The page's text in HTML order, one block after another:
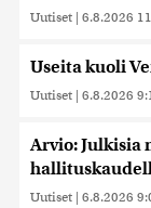
Uutiset | 6.8.2026
Useita kuoli
Uutiset | 6.8.2026
Arvio: Julkisia
Uutiset | 6.8.2026